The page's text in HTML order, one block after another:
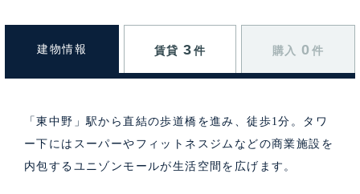
建物情報 賃貸 3 件 購入 0 件
「東中野」駅から直結の歩道橋を進み、徒歩1分。タワ
ー下にはスーパーやフィットネスジムなどの商業施設を
内包するユニゾンモールが生活空間を広げます。